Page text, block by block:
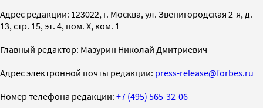
Адрес редакции: 123022, г. Москва, ул. Звенигородская 2-я, д.
13, стр. 15, эт. 4, пом. X, ком. 1
Главный редактор: Мазурин Николай Дмитриевич
Адрес электронной почты редакции: press-release@forbes.ru
Номер телефона редакции: +7 (495) 565-32-06